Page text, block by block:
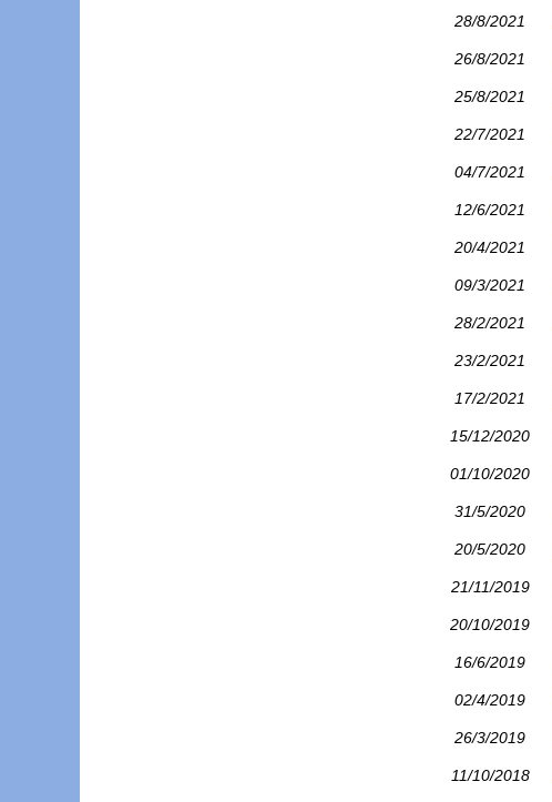
28/8/2021
26/8/2021
25/8/2021
22/7/2021
04/7/2021
12/6/2021
20/4/2021
09/3/2021
28/2/2021
23/2/2021
17/2/2021
15/12/2020
01/10/2020
31/5/2020
20/5/2020
21/11/2019
20/10/2019
16/6/2019
02/4/2019
26/3/2019
11/10/2018